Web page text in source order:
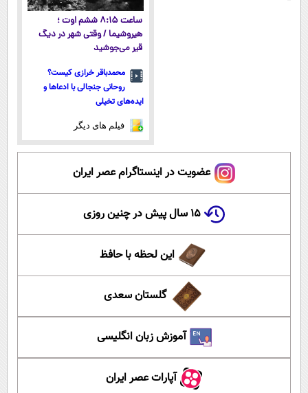
ساعت ۸:۱۵ ششم اوت ؛
هیروشیما / وقتی شهر در دیگ
قیر می‌جوشید
محمدباقر خرازی کیست؟
روحانی جنجالی با ادعاها و
ایده‌های تخیلی
فیلم های دیگر
عضویت در اینستاگرام عصر ایران
۱۵ سال پیش در چنین روزی
این لحظه با حافظ
گلستان سعدی
آموزش زبان انگلیسی
آپارات عصر ایران